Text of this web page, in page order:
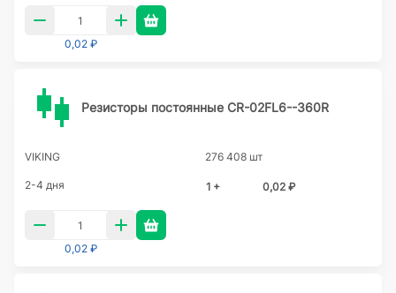
0,02 ₽
Резисторы постоянные CR-02FL6--360R
VIKING 276 408 шт
2-4 дня 1 + 0,02 ₽
0,02 ₽